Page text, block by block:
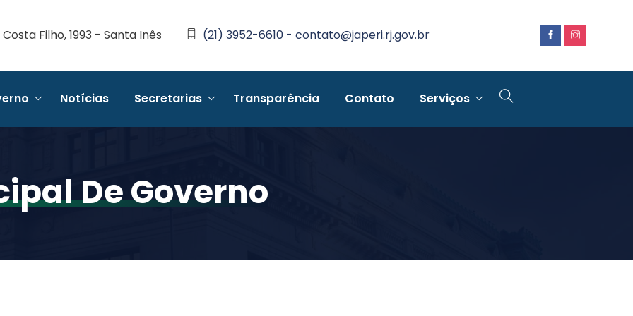
Filho, 1993 - Santa Inês (21) 3952-6610 - contato@japeri.rj.gov.br
Notícias Secretarias Transparência Contato Serviços
De Governo